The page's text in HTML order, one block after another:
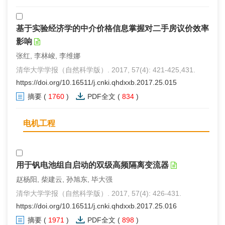
基于实验经济学的中介价格信息掌握对二手房议价效率
影响
张红, 李林峻, 李维娜
清华大学学报（自然科学版）. 2017, 57(4): 421-425,431.
https://doi.org/10.16511/j.cnki.qhdxxb.2017.25.015
摘要 ( 1760 ) PDF全文 ( 834 )
电机工程
用于钒电池组自启动的双级高频隔离变流器
赵杨阳, 柴建云, 孙旭东, 毕大强
清华大学学报（自然科学版）. 2017, 57(4): 426-431.
https://doi.org/10.16511/j.cnki.qhdxxb.2017.25.016
摘要 ( 1971 ) PDF全文 ( 898 )